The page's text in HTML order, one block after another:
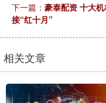
下一篇： 豪泰配资 十大
接“红十月”
相关文章